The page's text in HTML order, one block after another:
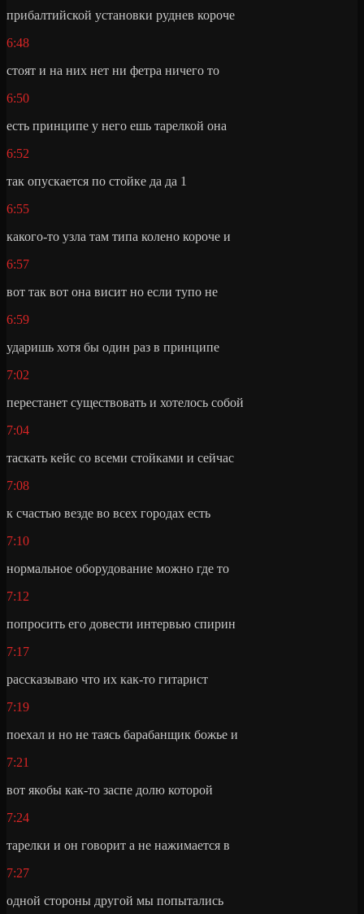
прибалтийской установки руднев короче
6:48
стоят и на них нет ни фетра ничего то
6:50
есть принципе у него ешь тарелкой она
6:52
так опускается по стойке да да 1
6:55
какого-то узла там типа колено короче и
6:57
вот так вот она висит но если тупо не
6:59
ударишь хотя бы один раз в принципе
7:02
перестанет существовать и хотелось собой
7:04
таскать кейс со всеми стойками и сейчас
7:08
к счастью везде во всех городах есть
7:10
нормальное оборудование можно где то
7:12
попросить его довести интервью спирин
7:17
рассказываю что их как-то гитарист
7:19
поехал и но не таясь барабанщик божье и
7:21
вот якобы как-то заспе долю которой
7:24
тарелки и он говорит а не нажимается в
7:27
одной стороны другой мы попытались